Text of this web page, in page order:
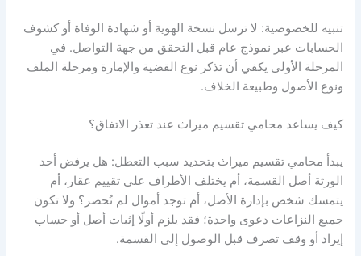
تنبيه للخصوصية: لا ترسل نسخة الهوية أو شهادة الوفاة أو كشوف
الحسابات عبر نموذج عام قبل التحقق من جهة التواصل. في
المرحلة الأولى يكفي أن تذكر نوع القضية والإمارة ومرحلة الملف
ونوع الأصول وطبيعة الخلاف.
كيف يساعد محامي تقسيم ميراث عند تعذر الاتفاق؟
يبدأ محامي تقسيم ميراث بتحديد سبب التعطل: هل يرفض أحد
الورثة أصل القسمة، أم يختلف الأطراف على تقييم عقار، أم
يتمسك شخص بإدارة الأصل، أم توجد أموال لم تُحصر؟ ولا تكون
جميع النزاعات دعوى واحدة؛ فقد يلزم أولًا إثبات أصل أو حساب
إيراد أو وقف تصرف قبل الوصول إلى القسمة.